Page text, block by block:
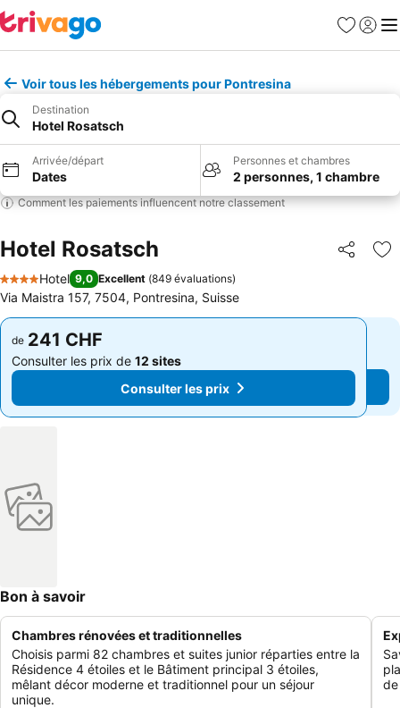
Favoris
Se
Voir tous les hébergements pour Pontresina
Destination
Hotel Rosatsch
Arrivée/départ
Dates
Personnes et chambres
2 personnes, 1 chambre
Comment les paiements influencent notre classement
Hotel Rosatsch Partager
4 Étoiles
Hotel 9,0 Excellent (849 évaluations)
Via Maistra 157, 7504, Pontresina, Suisse
de 241 CHF
Consulter les prix de 12 sites
Consulter les prix
de 241 CHF
Consulter les prix de 12 sites
Consulter les prix
Bon à savoir
Chambres rénovées et traditionnelles
Choisis parmi 82 chambres et suites junior réparties entre la
Résidence 4 étoiles et le Bâtiment principal 3 étoiles,
mêlant décor moderne et traditionnel pour un séjour
unique.